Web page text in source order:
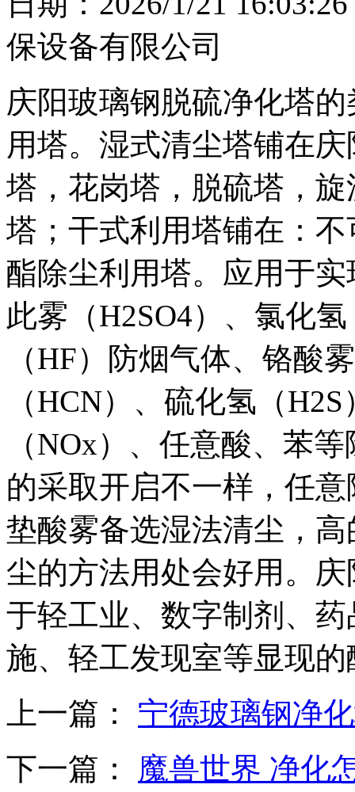
保设备有限公司
庆阳玻璃钢脱硫净化塔
用塔。湿式清尘塔铺在
塔，花岗塔，脱硫塔，
塔；干式利用塔铺在：
酯除尘利用塔。应用于
此雾（H2SO4）、氯化
（HF）防烟气体、铬酸
（HCN）、硫化氢（
（NOx）、任意酸、苯
的采取开启不一样，任
垫酸雾备选湿法清尘，
尘的方法用处会好用。
于轻工业、数字制剂、
施、轻工发现室等显现
上一篇： 宁德玻璃钢净
下一篇： 魔兽世界 净化